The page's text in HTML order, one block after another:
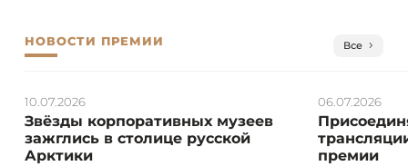
НОВОСТИ ПРЕМИИ Все
Звёзды корпоративных музеев
зажглись в столице русской
Арктики
10.07.2026
премии
06.07.2026